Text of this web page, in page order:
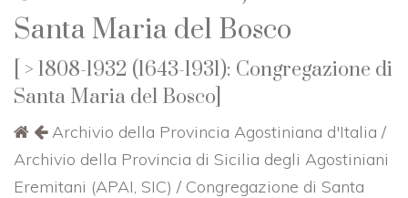
Santa Maria del Bosco
> 1808-1932 (1643-1931): Congregazione di
Santa Maria del Bosco]
Archivio della Provincia Agostiniana d'Italia /
Archivio della Provincia di Sicilia degli Agostiniani
Eremitani (APAI, SIC) / Congregazione di Santa